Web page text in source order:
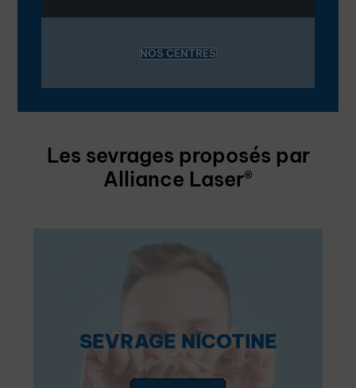
NOS CENTRES
Les sevrages proposés par
Alliance Laser®
SEVRAGE NICOTINE